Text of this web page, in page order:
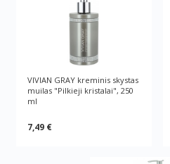
VIVIAN GRAY kreminis skystas
muilas "Pilkieji kristalai", 250
ml
7,49 €